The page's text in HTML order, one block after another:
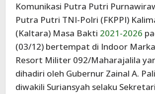
Komunikasi Putra Putri
Putra Putri TNI-Polri (FKPPI)
(Kaltara) Masa Bakti 2021-2026
(03/12) bertempat di Indoor
Resort Militer 092/Maharajalila
dihadiri oleh Gubernur Zainal A.
diwakili Suriansyah selaku